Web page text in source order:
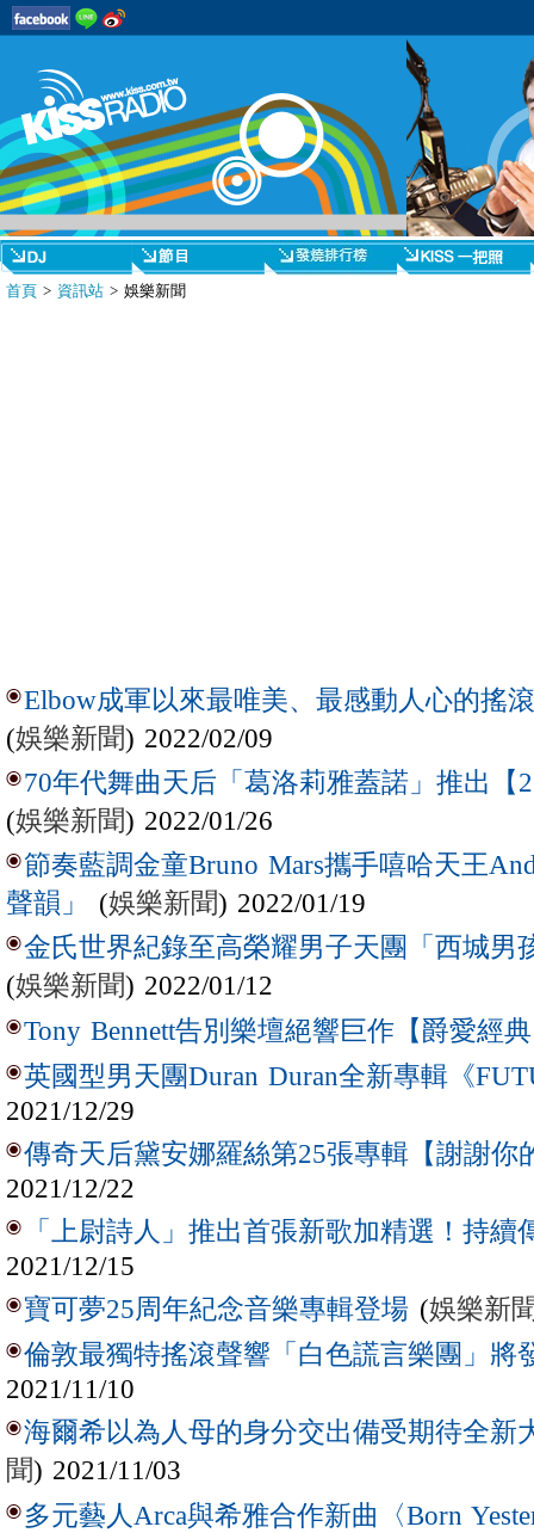
首頁 > 資訊站 > 娛樂新聞
Elbow成軍以來最唯美、最感動人心的搖
(娛樂新聞) 2022/02/09
70年代舞曲天后「葛洛莉雅蓋諾」推出【
(娛樂新聞) 2022/01/26
節奏藍調金童Bruno Mars攜手嘻哈天王
聲韻」
(娛樂新聞) 2022/01/19
金氏世界紀錄至高榮耀男子天團「西城男
(娛樂新聞) 2022/01/12
Tony Bennett告別樂壇絕響巨作【爵愛經
英國型男天團Duran Duran全新專輯《
2021/12/29
傳奇天后黛安娜羅絲第25張專輯【謝謝你
2021/12/22
「上尉詩人」推出首張新歌加精選！持續
2021/12/15
寶可夢25周年紀念音樂專輯登場 (娛樂新
倫敦最獨特搖滾聲響「白色謊言樂團」將
2021/11/10
海爾希以為人母的身分交出備受期待全新
聞) 2021/11/03
多元藝人Arca與希雅合作新曲〈Born